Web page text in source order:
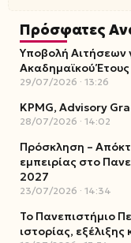
Πρόσφατες
Υποβολή Αιτήσεων
Ακαδημαϊκού
29/07/2026 13:26
KPMG, Advisory
28/07/2026 14:02
Πρόσκληση –
εμπειρίας στο
2027
23/07/2026 14:34
Το Πανεπιστήμιο
ιστορίας,